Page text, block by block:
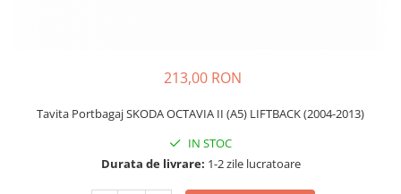
Inchidere Centralizata
Huse Scaune Auto
213,00 RON
Tavita Portbagaj SKODA OCTAVIA II (A5) LIFTBACK (2004-2013)
IN STOC
Durata de livrare: 1-2 zile lucratoare